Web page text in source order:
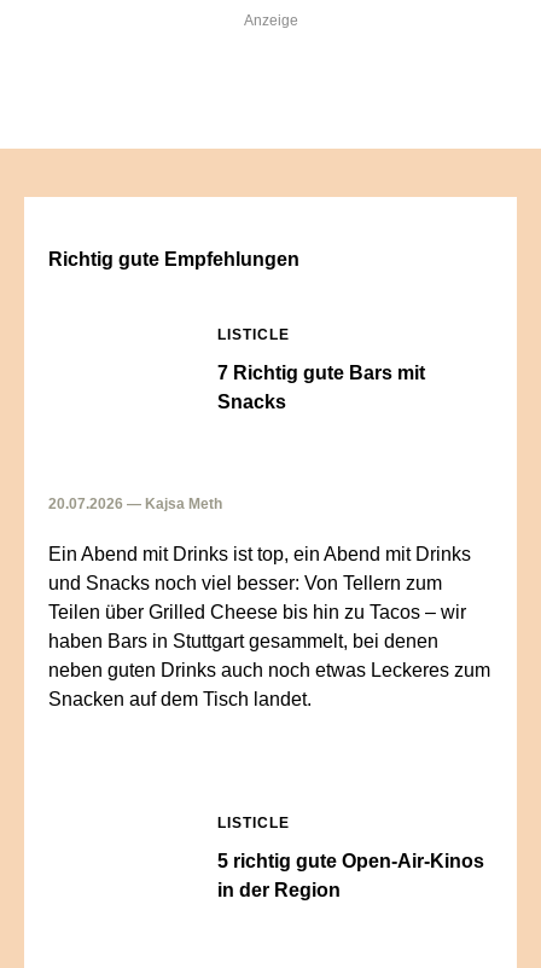
Anzeige
Richtig gute Empfehlungen
LISTICLE
7 Richtig gute Bars mit
Snacks
20.07.2026 — Kajsa Meth
Ein Abend mit Drinks ist top, ein Abend mit Drinks
und Snacks noch viel besser: Von Tellern zum
Teilen über Grilled Cheese bis hin zu Tacos – wir
haben Bars in Stuttgart gesammelt, bei denen
neben guten Drinks auch noch etwas Leckeres zum
Snacken auf dem Tisch landet.
LISTICLE
5 richtig gute Open-Air-Kinos
in der Region